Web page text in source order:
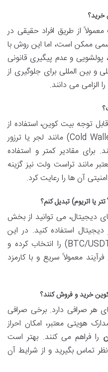
خرید؟
از طریق افراد حقیقی در
پولشویی و عدم پیگیری قانونی
بین المللی برای جلوگیری از
الزامی می دانند.
توجه بیت کوین، استفاده از
(Cold Wallets) مانند لجر یا ترزور
مقادیر کمتر و استفاده
مانند تراست ولت نیز گزینه
آن ها را رعایت کرد.
یا اتریوم) تبدیل کنم؟
دیجیتال، می توانید از بخش
دیجیتال استفاده کنید. در این
بخش، جفت ارز مورد نظر (مثلاً BTC/USDT) را انتخاب کرده و
معمولاً سریع و با کارمزد
کوین خرید و فروش کنند؟
صرافی دارد. برخی صرافی
هویتی معتبر، امکان احراز
را فراهم می کنند. بهتر است
تماس بگیرید و از شرایط آن